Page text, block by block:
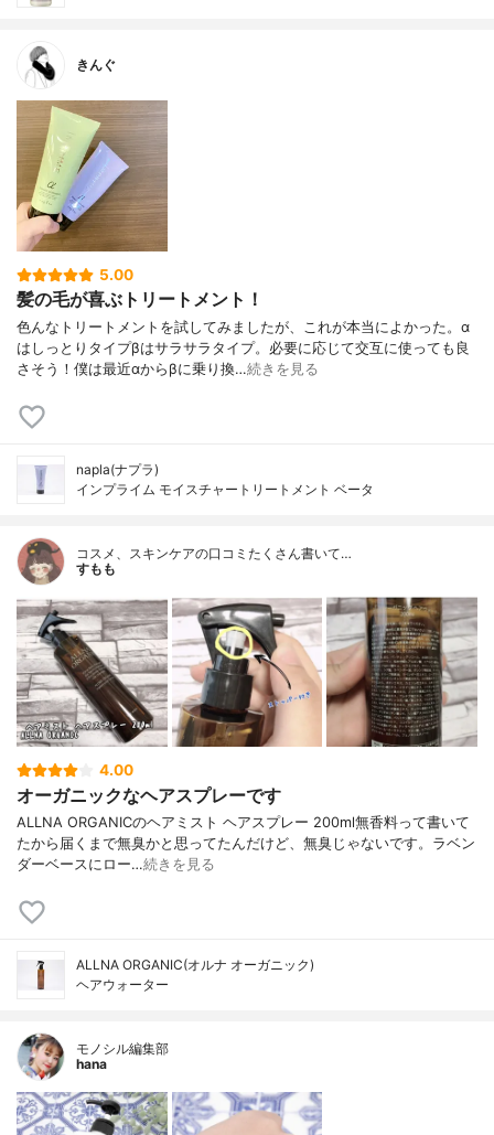
きんぐ
5.00
髪の毛が喜ぶトリートメント！
色んなトリートメントを試してみましたが、これが本当によかった。α
はしっとりタイプβはサラサラタイプ。必要に応じて交互に使っても良
さそう！僕は最近αからβに乗り換…続きを見る
napla(ナプラ)
インプライム モイスチャートリートメント ベータ
コスメ、スキンケアの口コミたくさん書いて…
すもも
4.00
オーガニックなヘアスプレーです
ALLNA ORGANICのヘアミスト ヘアスプレー 200ml無香料って書いて
たから届くまで無臭かと思ってたんだけど、無臭じゃないです。ラベン
ダーベースにロー…続きを見る
ALLNA ORGANIC(オルナ オーガニック)
ヘアウォーター
モノシル編集部
hana